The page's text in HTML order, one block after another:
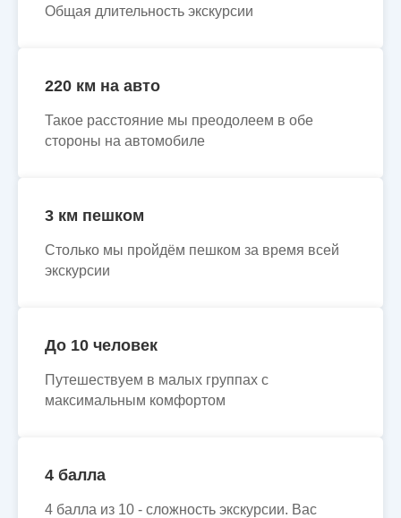
Общая длительность экскурсии
220 км на авто
Такое расстояние мы преодолеем в обе
стороны на автомобиле
3 км пешком
Столько мы пройдём пешком за время всей
экскурсии
До 10 человек
Путешествуем в малых группах с
максимальным комфортом
4 балла
4 балла из 10 - сложность экскурсии. Вас